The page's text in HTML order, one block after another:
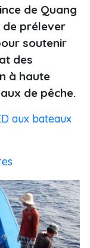
de Quang
de prélever
soutenir
des
à haute
de pêche.
aux bateaux